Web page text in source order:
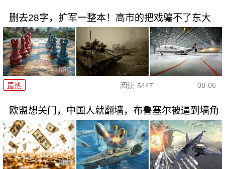
删去28字，扩军一整本！高市的把戏骗不了东大
最热 阅读 5447 08-06
欧盟想关门，中国人就翻墙，布鲁塞尔被逼到墙角